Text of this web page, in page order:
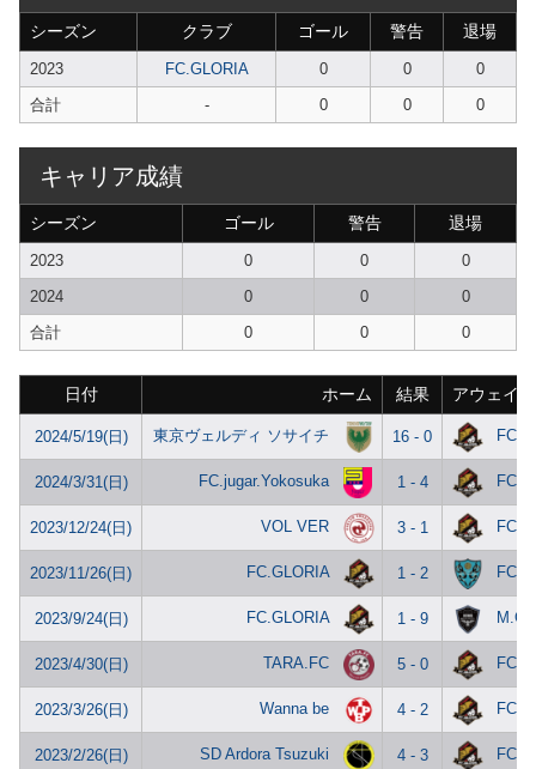
シーズン クラブ ゴール 警告 退場
2023 FC.GLORIA 0 0
0
合計
- 0 0 0
キャリア成績
シーズン ゴール 警告 退場
2023 0 0
0
2024
0 0
0
合計
0 0 0
日付 ホーム 結果 アウェイ
2024/5/19(日) 東京ヴェルディ ソサイチ 16 - 0
2024/3/31(日) FC.jugar.Yokosuka 1 - 4
2023/12/24(日) VOL VER 3 - 1
2023/11/26(日) FC.GLORIA 1 - 2 FC
2023/9/24(日) FC.GLORIA 1 - 9
2023/4/30(日) TARA.FC 5 - 0
2023/3/26(日) Wanna be 4 - 2
2023/2/26(日) SD Ardora Tsuzuki 4 - 3